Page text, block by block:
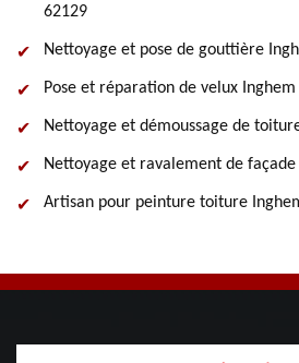
62129
Nettoyage et pose de gouttière
Pose et réparation de velux Inghem
Nettoyage et démoussage de
Nettoyage et ravalement de
Artisan pour peinture toiture